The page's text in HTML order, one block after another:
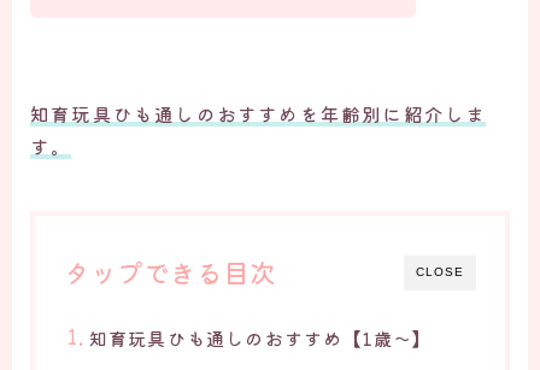
知育玩具ひも通しのおすすめを年齢別に紹介しま
す。
CLOSE
タップできる目次
知育玩具ひも通しのおすすめ【1歳～】